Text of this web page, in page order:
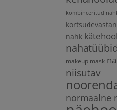
kombineeritud
nahk
nahatüübid
makeup mask
niisutav
normaalne